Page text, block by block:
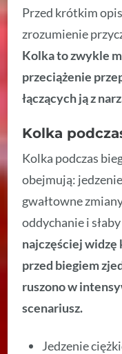
Przed krótkim
zrozumienie
Kolka to zwykle
przeciążenie
łączących ją z
Kolka
Kolka podczas
obejmują:
gwałtowne
oddychanie i
najczęściej widzę
przed biegiem
ruszono w
scenariusz.
Jedzenie